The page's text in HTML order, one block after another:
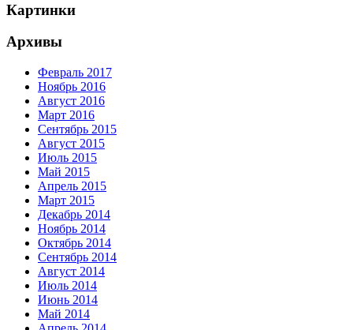
Картинки
Архивы
Февраль 2017
Ноябрь 2016
Август 2016
Март 2016
Сентябрь 2015
Август 2015
Июль 2015
Май 2015
Апрель 2015
Март 2015
Декабрь 2014
Ноябрь 2014
Октябрь 2014
Сентябрь 2014
Август 2014
Июль 2014
Июнь 2014
Май 2014